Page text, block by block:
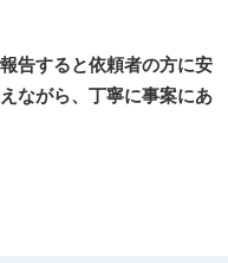
告すると依頼者の方に安
ながら、丁寧に事案にあ